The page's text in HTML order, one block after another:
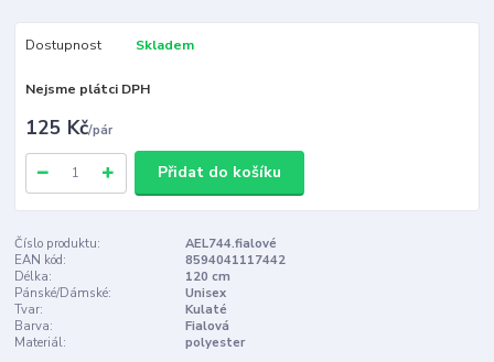
Dostupnost Skladem
Nejsme plátci DPH
125 Kč/pár
Přidat do košíku
Číslo produktu:
AEL744.fialové
EAN kód:
8594041117442
Délka:
120 cm
Pánské/Dámské:
Unisex
Tvar:
Kulaté
Barva:
Fialová
Materiál:
polyester